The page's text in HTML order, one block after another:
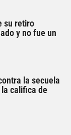
su retiro
y no fue un
la secuela
califica de